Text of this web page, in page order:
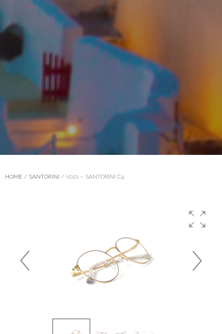
HOME / SANTORINI / V021 – SANTORINI C4